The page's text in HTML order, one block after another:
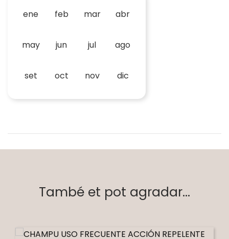
ene feb mar abr
may jun jul ago
set oct nov dic
També et pot agradar...